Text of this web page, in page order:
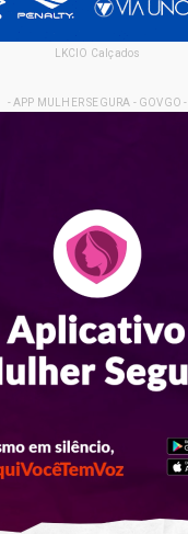
LKCIO Calçados
- APP MULHER SEGURA - GOVGO -